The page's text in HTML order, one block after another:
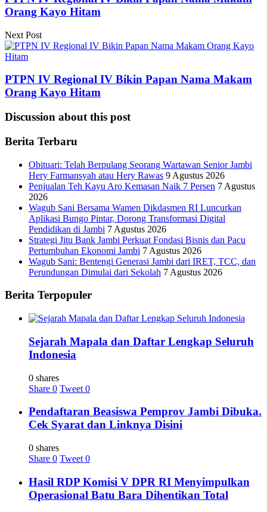
Orang Kayo Hitam
Next Post
PTPN IV Regional IV Bikin Papan Nama Makam
Orang Kayo Hitam
Discussion about this post
Berita Terbaru
Obituari: Telah Berpulang Seorang Wartawan Senior Jambi
Hery Farmansyah atau Hery Rawas 9 Agustus 2026
Penjualan Teh Kayu Aro Kemasan Naik 7 Persen 7 Agustus
2026
Wagub Sani Bersama Wamen Dikdasmen RI Luncurkan
Aplikasi Bungo Pintar, Dorong Transformasi Digital
Pendidikan di Jambi 7 Agustus 2026
Strategi Jitu Bank Jambi Perkuat Fondasi Bisnis dan Pacu
Pertumbuhan Ekonomi Jambi 7 Agustus 2026
Wagub Sani: Bentengi Generasi Jambi dari IRET, TCC, dan
Perundungan Dimulai dari Sekolah 7 Agustus 2026
Berita Terpopuler
Sejarah Mapala dan Daftar Lengkap Seluruh
Indonesia
0 shares
Share 0 Tweet 0
Pendaftaran Beasiswa Pemprov Jambi Dibuka.
Cek Syarat dan Linknya Disini
0 shares
Share 0 Tweet 0
Hasil RDP Komisi V DPR RI Menyimpulkan
Operasional Batu Bara Dihentikan Total